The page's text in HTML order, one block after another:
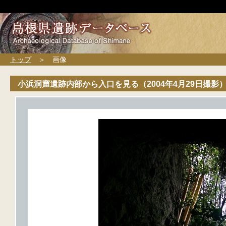
トップ＞ 画像
小浜洞窟遺跡内部から入口を見る（2004年4月29日撮影